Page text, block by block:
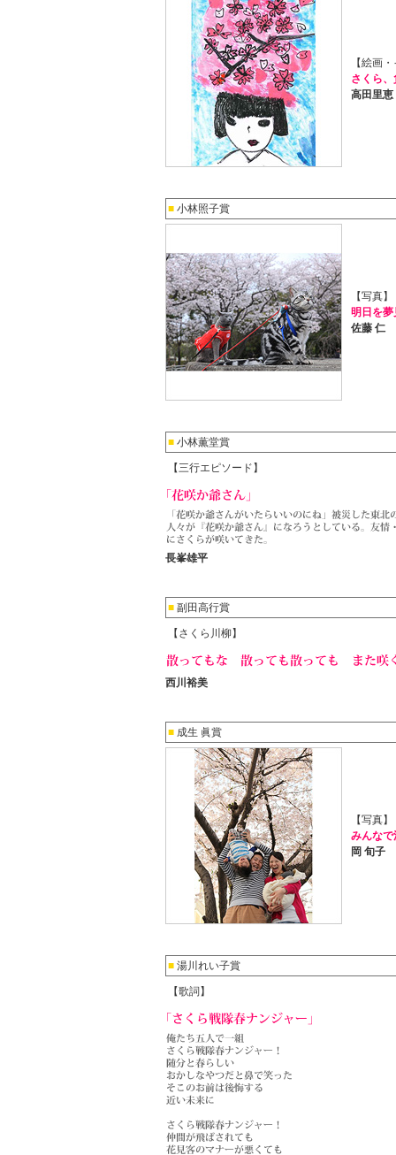
【絵画
さくら
高田里恵
■ 小林照子賞
【写真】
明日を夢
佐藤 仁
■ 小林薫堂賞
【三行エピソード】
長峯雄平
■ 副田高行賞
【さくら川柳】
西川裕美
■ 成生 眞賞
【写真】
みんなで
岡 旬子
■ 湯川れい子賞
【歌詞】